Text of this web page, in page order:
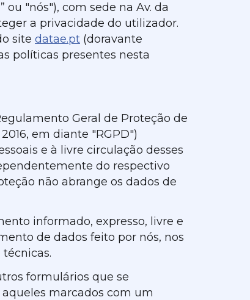
ou "nós"), com sede na Av. da
a privacidade do utilizador.
site datae.pt (doravante
políticas presentes nesta
Geral de Proteção de
em diante "RGPD")
e à livre circulação desses
do respectivo
não abrange os dados de
informado, expresso, livre e
de dados feito por nós, nos
formulários que se
marcados com um